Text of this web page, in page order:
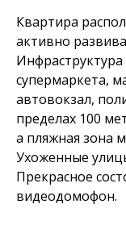
Квартира
активно
супермаркета,
автовокзал,
пределах 100
а пляжная зона
Ухоженные
Прекрасное
видеодомофон.